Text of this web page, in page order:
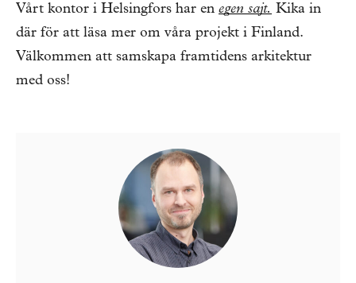
Vårt kontor i Helsingfors har en egen sajt. Kika in
där för att läsa mer om våra projekt i Finland.
Välkommen att samskapa framtidens arkitektur
med oss!